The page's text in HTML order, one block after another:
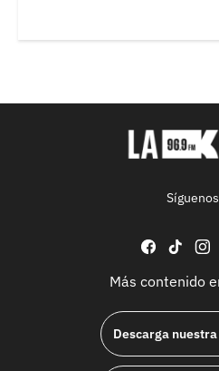
facebook
tiktok
Más contenido
Descarga nuestra